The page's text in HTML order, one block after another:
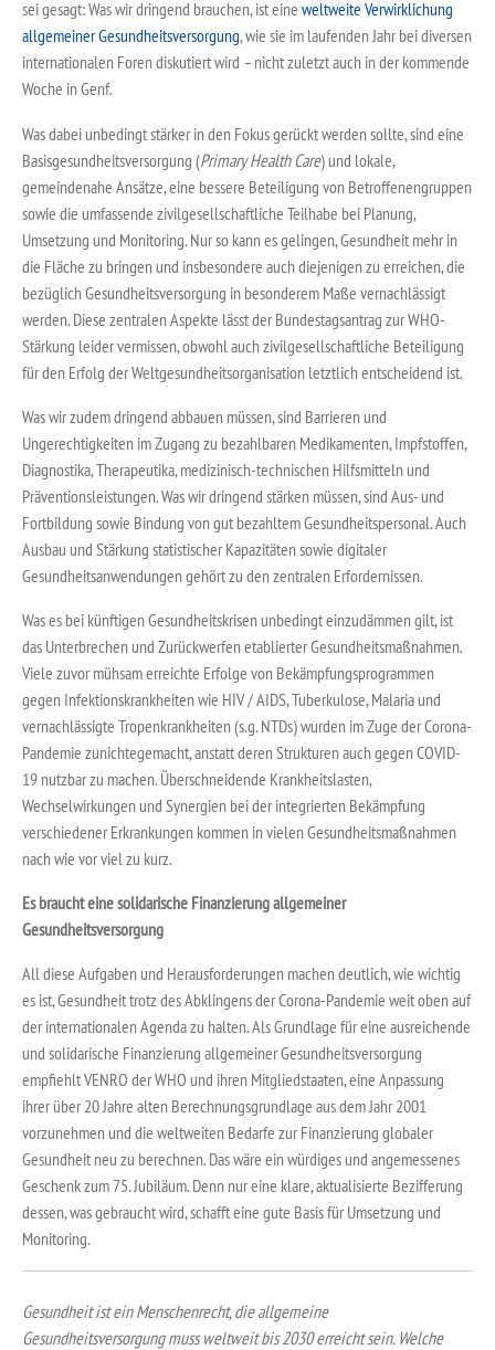
sei gesagt: Was wir dringend brauchen, ist eine weltweite Verwirklichung
allgemeiner Gesundheitsversorgung, wie sie im laufenden Jahr bei diversen
internationalen Foren diskutiert wird – nicht zuletzt auch in der kommende
Woche in Genf.
Was dabei unbedingt stärker in den Fokus gerückt werden sollte, sind eine
Basisgesundheitsversorgung (Primary Health Care) und lokale,
gemeindenahe Ansätze, eine bessere Beteiligung von Betroffenengruppen
sowie die umfassende zivilgesellschaftliche Teilhabe bei Planung,
Umsetzung und Monitoring. Nur so kann es gelingen, Gesundheit mehr in
die Fläche zu bringen und insbesondere auch diejenigen zu erreichen, die
bezüglich Gesundheitsversorgung in besonderem Maße vernachlässigt
werden. Diese zentralen Aspekte lässt der Bundestagsantrag zur WHO-
Stärkung leider vermissen, obwohl auch zivilgesellschaftliche Beteiligung
für den Erfolg der Weltgesundheitsorganisation letztlich entscheidend ist.
Was wir zudem dringend abbauen müssen, sind Barrieren und
Ungerechtigkeiten im Zugang zu bezahlbaren Medikamenten, Impfstoffen,
Diagnostika, Therapeutika, medizinisch-technischen Hilfsmitteln und
Präventionsleistungen. Was wir dringend stärken müssen, sind Aus- und
Fortbildung sowie Bindung von gut bezahltem Gesundheitspersonal. Auch
Ausbau und Stärkung statistischer Kapazitäten sowie digitaler
Gesundheitsanwendungen gehört zu den zentralen Erfordernissen.
Was es bei künftigen Gesundheitskrisen unbedingt einzudämmen gilt, ist
das Unterbrechen und Zurückwerfen etablierter Gesundheitsmaßnahmen.
Viele zuvor mühsam erreichte Erfolge von Bekämpfungsprogrammen
gegen Infektionskrankheiten wie HIV / AIDS, Tuberkulose, Malaria und
vernachlässigte Tropenkrankheiten (s.g. NTDs) wurden im Zuge der Corona-
Pandemie zunichtegemacht, anstatt deren Strukturen auch gegen COVID-
19 nutzbar zu machen. Überschneidende Krankheitslasten,
Wechselwirkungen und Synergien bei der integrierten Bekämpfung
verschiedener Erkrankungen kommen in vielen Gesundheitsmaßnahmen
nach wie vor viel zu kurz.
Es braucht eine solidarische Finanzierung allgemeiner
Gesundheitsversorgung
All diese Aufgaben und Herausforderungen machen deutlich, wie wichtig
es ist, Gesundheit trotz des Abklingens der Corona-Pandemie weit oben auf
der internationalen Agenda zu halten. Als Grundlage für eine ausreichende
und solidarische Finanzierung allgemeiner Gesundheitsversorgung
empfiehlt VENRO der WHO und ihren Mitgliedstaaten, eine Anpassung
ihrer über 20 Jahre alten Berechnungsgrundlage aus dem Jahr 2001
vorzunehmen und die weltweiten Bedarfe zur Finanzierung globaler
Gesundheit neu zu berechnen. Das wäre ein würdiges und angemessenes
Geschenk zum 75. Jubiläum. Denn nur eine klare, aktualisierte Bezifferung
dessen, was gebraucht wird, schafft eine gute Basis für Umsetzung und
Monitoring.
Gesundheit ist ein Menschenrecht, die allgemeine
Gesundheitsversorgung muss weltweit bis 2030 erreicht sein. Welche